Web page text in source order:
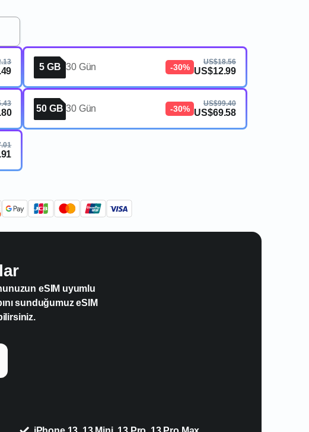
5 GB 30 Gün -30%
US$18.56
US$12.99
50 GB 30 Gün -30%
US$99.40
US$69.58
eSIM uyumlu
sunduğumuz eSIM